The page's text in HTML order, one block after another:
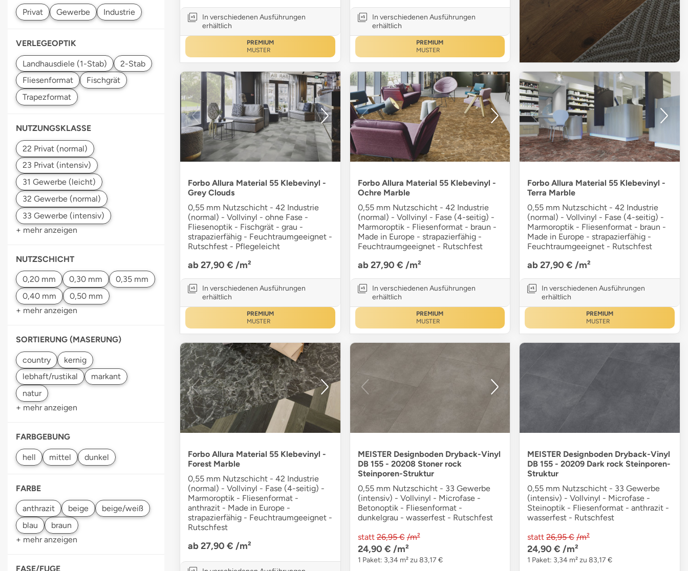
VERLEGEOPTIK
NUTZUNGSKLASSE
+ mehr anzeigen
NUTZSCHICHT
+ mehr anzeigen
SORTIERUNG (MASERUNG)
+ mehr anzeigen
FARBGEBUNG
FARBE
+ mehr anzeigen
FASE/FUGE
In verschiedenen Ausführungen
erhältlich
PREMIUM
MUSTER
In verschiedenen Ausführungen
erhältlich
PREMIUM
MUSTER
Forbo Allura Material 55 Klebevinyl -
Grey Clouds
0,55 mm Nutzschicht - 42 Industrie
(normal) - Vollvinyl - ohne Fase -
Fliesenoptik - Fischgrät - grau -
strapazierfähig - Feuchtraumgeeignet -
Rutschfest - Pflegeleicht
ab 27,90 € /m²
In verschiedenen Ausführungen
erhältlich
PREMIUM
MUSTER
Forbo Allura Material 55 Klebevinyl -
Ochre Marble
0,55 mm Nutzschicht - 42 Industrie
(normal) - Vollvinyl - Fase (4-seitig) -
Marmoroptik - Fliesenformat - braun -
Made in Europe - strapazierfähig -
Feuchtraumgeeignet - Rutschfest
ab 27,90 € /m²
In verschiedenen Ausführungen
erhältlich
PREMIUM
MUSTER
Forbo Allura Material 55 Klebevinyl -
Terra Marble
0,55 mm Nutzschicht - 42 Industrie
(normal) - Vollvinyl - Fase (4-seitig) -
Marmoroptik - Fliesenformat - braun -
Made in Europe - strapazierfähig -
Feuchtraumgeeignet - Rutschfest
ab 27,90 € /m²
In verschiedenen Ausführungen
erhältlich
PREMIUM
MUSTER
Forbo Allura Material 55 Klebevinyl -
Forest Marble
0,55 mm Nutzschicht - 42 Industrie
(normal) - Vollvinyl - Fase (4-seitig) -
Marmoroptik - Fliesenformat -
anthrazit - Made in Europe -
strapazierfähig - Feuchtraumgeeignet -
Rutschfest
ab 27,90 € /m²
MEISTER Designboden Dryback-Vinyl
DB 155 - 20208 Stoner rock
Steinporen-Struktur
0,55 mm Nutzschicht - 33 Gewerbe
(intensiv) - Vollvinyl - Microfase -
Betonoptik - Fliesenformat -
dunkelgrau - wasserfest - Rutschfest
statt 26,95 € /m²
24,90 € /m²
1 Paket: 3,34 m² zu 83,17 €
MEISTER Designboden Dryback-Vinyl
DB 155 - 20209 Dark rock Steinporen-
Struktur
0,55 mm Nutzschicht - 33 Gewerbe
(intensiv) - Vollvinyl - Microfase -
Steinoptik - Fliesenformat - anthrazit -
wasserfest - Rutschfest
statt 26,95 € /m²
24,90 € /m²
1 Paket: 3,34 m² zu 83,17 €